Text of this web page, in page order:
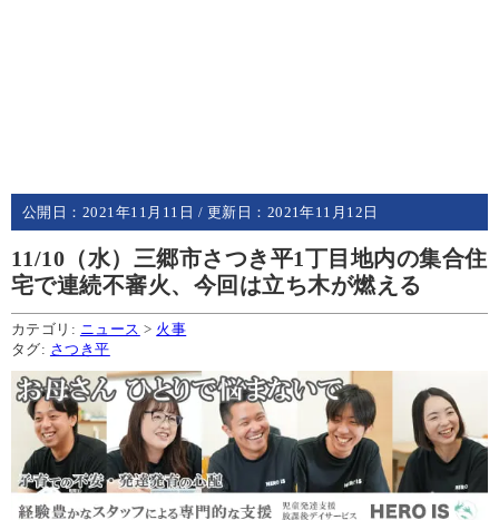
公開日： 2021年11月11日 / 更新日： 2021年11月12日
11/10（水）三郷市さつき平1丁目地内の集合住
宅で連続不審火、今回は立ち木が燃える
カテゴリ: ニュース > 火事
タグ: さつき平